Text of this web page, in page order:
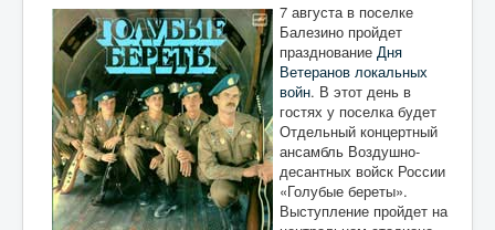
5
5
7 августа в поселке
Балезино пройдет
празднование Дня
Ветеранов локальных
войн. В этот день в
гостях у поселка будет
Отдельный концертный
ансамбль Воздушно-
десантных войск России
«Голубые береты».
Выступление пройдет на